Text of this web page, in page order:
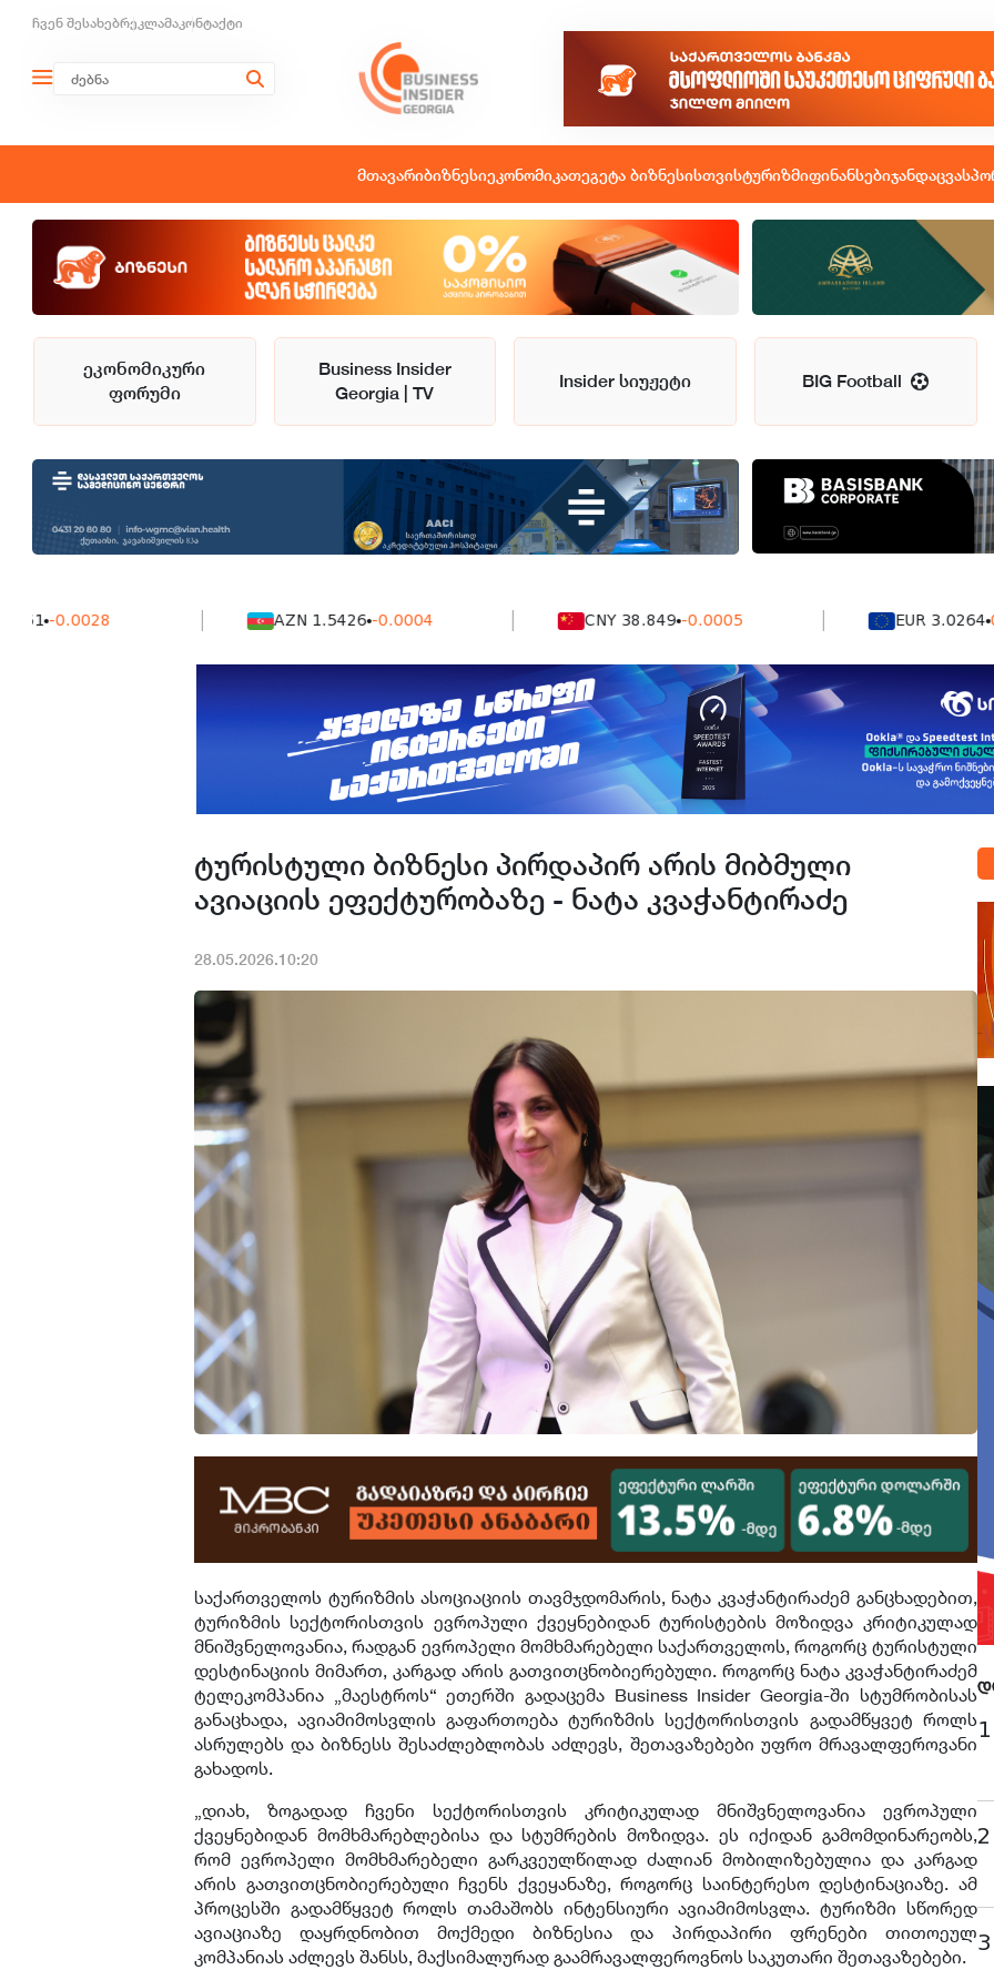
ჩვენ შესახებრეკლამაკონტაქტი
მთავარიბიზნესიეკონომიკათეგეტა ბიზნესისთვისტურიზმიფინანსებიჯანდაცვა
ეკონომიკური
ფორუმი
Business Insider
Georgia | TV
Insider სიუჟეტი BIG Football
AZN 1.5426 -0.0004 CNY 38.849 -0.0005 EUR 3.0264 0.0004
ტურისტული ბიზნესი პირდაპირ არის მიბმული
ავიაციის ეფექტურობაზე - ნატა კვაჭანტირაძე
28.05.2026.10:20
საქართველოს ტურიზმის ასოციაციის თავმჯდომარის, ნატა კვაჭანტირაძემ განცხადებით,
ტურიზმის სექტორისთვის ევროპული ქვეყნებიდან ტურისტების მოზიდვა კრიტიკულად
მნიშვნელოვანია, რადგან ევროპელი მომხმარებელი საქართველოს, როგორც ტურისტული
დესტინაციის მიმართ, კარგად არის გათვითცნობიერებული. როგორც ნატა კვაჭანტირაძემ
ტელეკომპანია „მაესტროს“ ეთერში გადაცემა Business Insider Georgia-ში სტუმრობისას
განაცხადა, ავიამიმოსვლის გაფართოება ტურიზმის სექტორისთვის გადამწყვეტ როლს
ასრულებს და ბიზნესს შესაძლებლობას აძლევს, შეთავაზებები უფრო მრავალფეროვანი
გახადოს.
„დიახ, ზოგადად ჩვენი სექტორისთვის კრიტიკულად მნიშვნელოვანია ევროპული
ქვეყნებიდან მომხმარებლებისა და სტუმრების მოზიდვა. ეს იქიდან გამომდინარეობს,
რომ ევროპელი მომხმარებელი გარკვეულწილად ძალიან მობილიზებულია და კარგად
არის გათვითცნობიერებული ჩვენს ქვეყანაზე, როგორც საინტერესო დესტინაციაზე. ამ
პროცესში გადამწყვეტ როლს თამაშობს ინტენსიური ავიამიმოსვლა. ტურიზმი სწორედ
ავიაციაზე დაყრდნობით მოქმედი ბიზნესია და პირდაპირი ფრენები თითოეულ
კომპანიას აძლევს შანსს, მაქსიმალურად გაამრავალფეროვნოს საკუთარი შეთავაზებები.
1
2
3